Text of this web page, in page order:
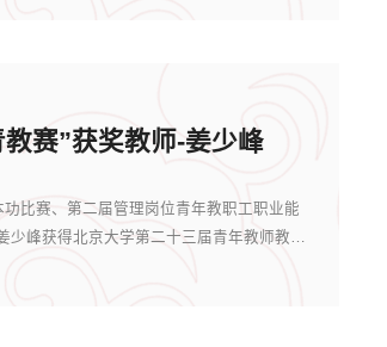
教赛”获奖教师-姜少峰
比赛、第二届管理岗位青年教职工职业能
少峰获得北京大学第二十三届青年教师教学